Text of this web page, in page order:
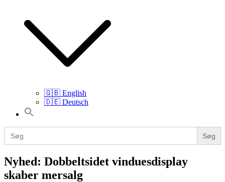
🇬🇧 English
🇩🇪 Deutsch
Search
Search
for:
Nyhed: Dobbeltsidet vinduesdisplay
skaber mersalg